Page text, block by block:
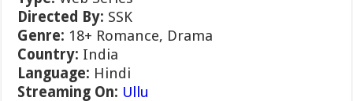
Directed By: SSK
Genre: 18+ Romance, Drama
Country: India
Language: Hindi
Streaming On: Ullu